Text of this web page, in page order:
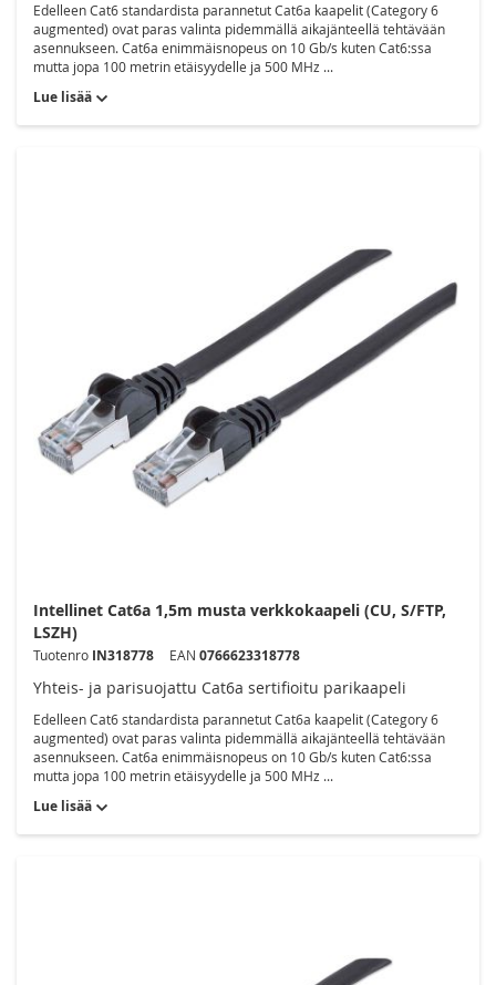
Edelleen Cat6 standardista parannetut Cat6a kaapelit (Category 6
augmented) ovat paras valinta pidemmällä aikajänteellä tehtävään
asennukseen. Cat6a enimmäisnopeus on 10 Gb/s kuten Cat6:ssa
mutta jopa 100 metrin etäisyydelle ja 500 MHz ...
Lue lisää
Intellinet Cat6a 1,5m musta verkkokaapeli (CU, S/FTP,
LSZH)
Tuotenro IN318778 EAN 0766623318778
Yhteis- ja parisuojattu Cat6a sertifioitu parikaapeli
Edelleen Cat6 standardista parannetut Cat6a kaapelit (Category 6
augmented) ovat paras valinta pidemmällä aikajänteellä tehtävään
asennukseen. Cat6a enimmäisnopeus on 10 Gb/s kuten Cat6:ssa
mutta jopa 100 metrin etäisyydelle ja 500 MHz ...
Lue lisää